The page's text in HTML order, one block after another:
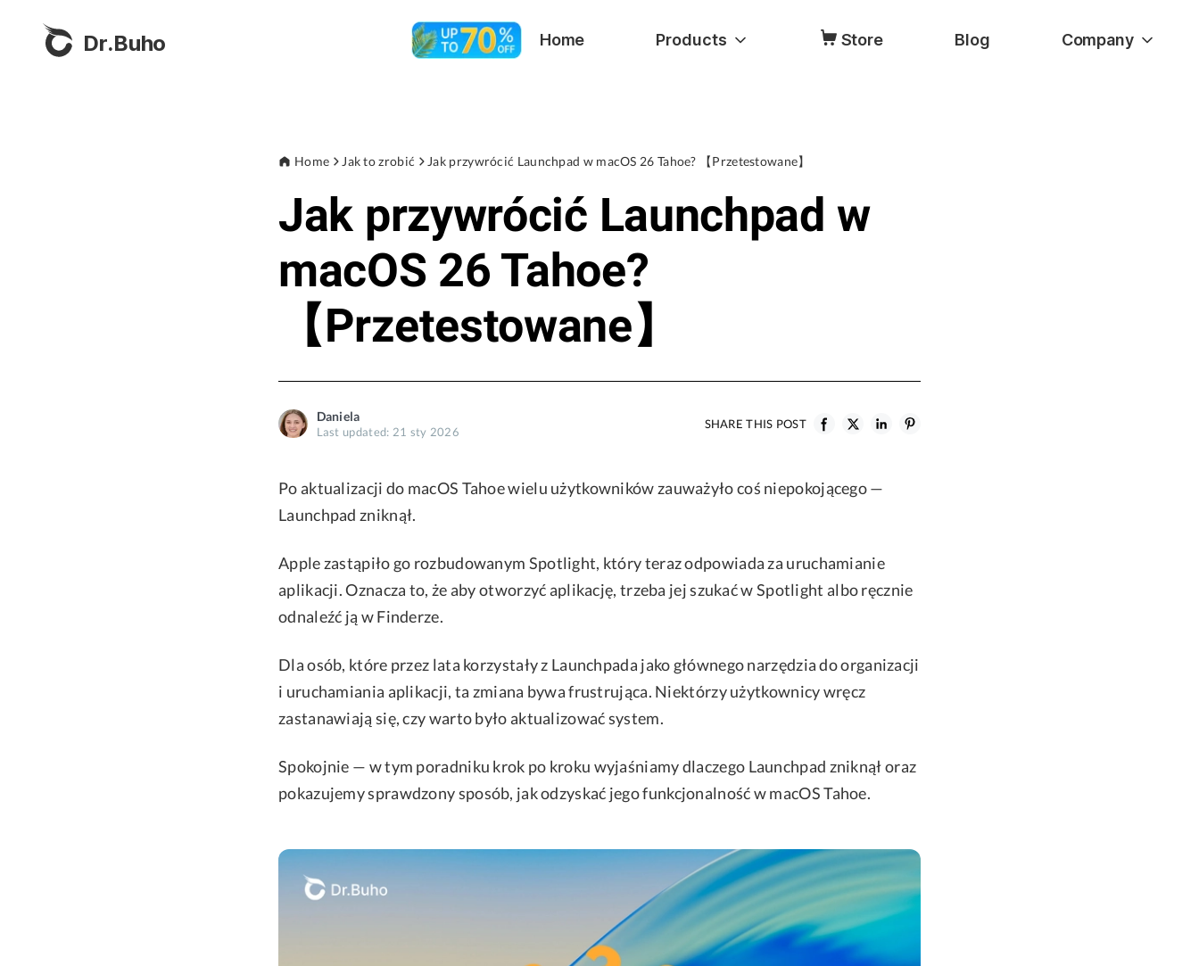
Dr.Buho Home Products Store Blog Company
Home Jak to zrobić Jak przywrócić Launchpad w macOS 26 Tahoe? 【Przetestowane】
Jak przywrócić Launchpad w
macOS 26 Tahoe?
【Przetestowane】
Daniela
Last updated: 21 sty 2026
SHARE THIS POST
Po aktualizacji do macOS Tahoe wielu użytkowników zauważyło coś niepokojącego —
Launchpad zniknął.
Apple zastąpiło go rozbudowanym Spotlight, który teraz odpowiada za uruchamianie
aplikacji. Oznacza to, że aby otworzyć aplikację, trzeba jej szukać w Spotlight albo ręcznie
odnaleźć ją w Finderze.
Dla osób, które przez lata korzystały z Launchpada jako głównego narzędzia do organizacji
i uruchamiania aplikacji, ta zmiana bywa frustrująca. Niektórzy użytkownicy wręcz
zastanawiają się, czy warto było aktualizować system.
Spokojnie — w tym poradniku krok po kroku wyjaśniamy dlaczego Launchpad zniknął oraz
pokazujemy sprawdzony sposób, jak odzyskać jego funkcjonalność w macOS Tahoe.